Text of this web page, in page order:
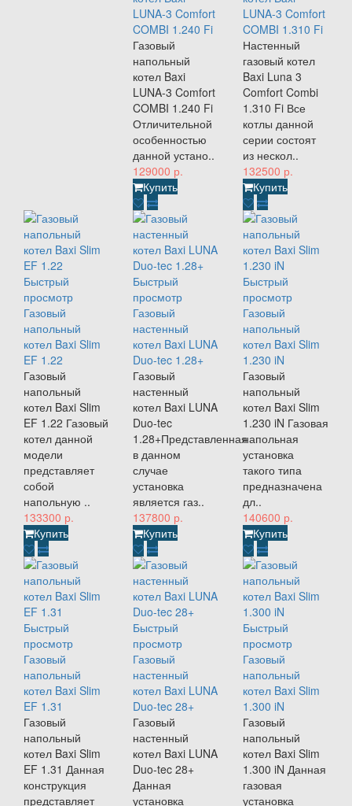
LUNA-3 Comfort
COMBI 1.240 Fi
Газовый
напольный
котел Baxi
LUNA-3 Comfort
COMBI 1.240 Fi
Отличительной
особенностью
данной устано..
129000 р.
Купить
LUNA-3 Comfort
COMBI 1.310 Fi
Настенный
газовый котел
Baxi Luna 3
Comfort Combi
1.310 Fi Все
котлы данной
серии состоят
из нескол..
132500 р.
Купить
Быстрый
просмотр
Газовый
напольный
котел Baxi Slim
EF 1.22
Газовый
напольный
котел Baxi Slim
EF 1.22 Газовый
котел данной
модели
представляет
собой
напольную ..
133300 р.
Купить
Быстрый
просмотр
Газовый
настенный
котел Baxi LUNA
Duo-tec 1.28+
Газовый
настенный
котел Baxi LUNA
Duo-tec
1.28+Представленная
в данном
случае
установка
является газ..
137800 р.
Купить
Быстрый
просмотр
Газовый
напольный
котел Baxi Slim
1.230 iN
Газовый
напольный
котел Baxi Slim
1.230 iN Газовая
напольная
установка
такого типа
предназначена
дл..
140600 р.
Купить
Быстрый
просмотр
Газовый
напольный
котел Baxi Slim
EF 1.31
Газовый
напольный
котел Baxi Slim
EF 1.31 Данная
конструкция
представляет
Быстрый
просмотр
Газовый
настенный
котел Baxi LUNA
Duo-tec 28+
Газовый
настенный
котел Baxi LUNA
Duo-tec 28+
Данная
установка
Быстрый
просмотр
Газовый
напольный
котел Baxi Slim
1.300 iN
Газовый
напольный
котел Baxi Slim
1.300 iN Данная
газовая
установка